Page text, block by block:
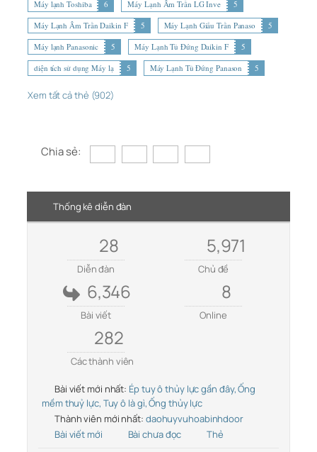
Máy lạnh Toshiba
6 Máy Lạnh Âm Trần LG Inve
5
Máy Lạnh Âm Trần Daikin F
5 Máy Lạnh Giấu Trần Panaso
5
Máy lạnh Panasonic
5 Máy Lạnh Tủ Đứng Daikin F
5
diện tích sử dụng Máy lạ
5 Máy Lạnh Tủ Đứng Panason 5
Xem tất cả thẻ (902)
Chia sẻ:
Thống kê diễn đàn
28
Diễn đàn
5,971
Chủ đề
6,346
Bài viết
8
Online
282
Các thành viên
Bài viết mới nhất: Ép tuy ô thủy lực gần đây, Ống
mềm thuỷ lực, Tuy ô là gì, Ống thủy lực
Thành viên mới nhất: daohuyvuhoabinhdoor
Bài viết mới
Bài chưa đọc Thẻ